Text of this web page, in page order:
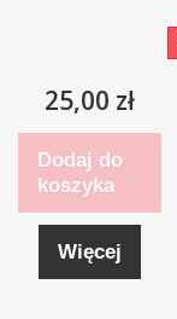
25,00 zł
Dodaj do
koszyka
Więcej